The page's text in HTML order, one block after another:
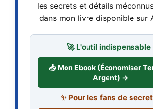
les secrets et détails
dans mon livre disponible sur
🚀 L'outil indispensable
📥 Mon Ebook (Économiser
Argent) →
✨ Pour les fans de